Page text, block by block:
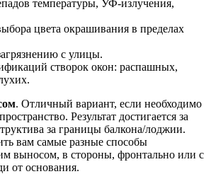
температуры, УФ-излучения,
цвета окрашивания в пределах
с улицы.
створок окон: распашных,
. Отличный вариант, если необходимо
Результат достигается за
за границы балкона/лоджии.
вам самые разные способы
выносом, в стороны, фронтально или с
от основания.